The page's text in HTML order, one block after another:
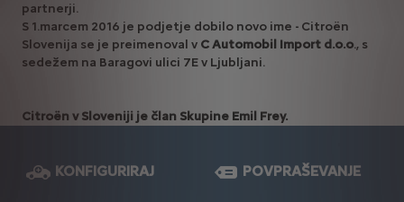
partnerji.
S 1.marcem 2016 je podjetje dobilo novo ime - Citroën
Slovenija se je preimenoval v C Automobil Import d.o.o., s
sedežem na Baragovi ulici 7E v Ljubljani.
Citroën v Sloveniji je član Skupine Emil Frey.
KONFIGURIRAJ POVPRAŠEVANJE